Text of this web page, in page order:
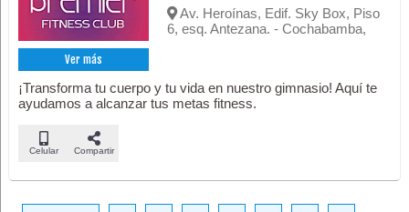
Ver más
Av. Heroínas, Edif. Sky Box, Piso
6, esq. Antezana. - Cochabamba,
¡Transforma tu cuerpo y tu vida en nuestro gimnasio! Aquí te
ayudamos a alcanzar tus metas fitness.
Celular Compartir